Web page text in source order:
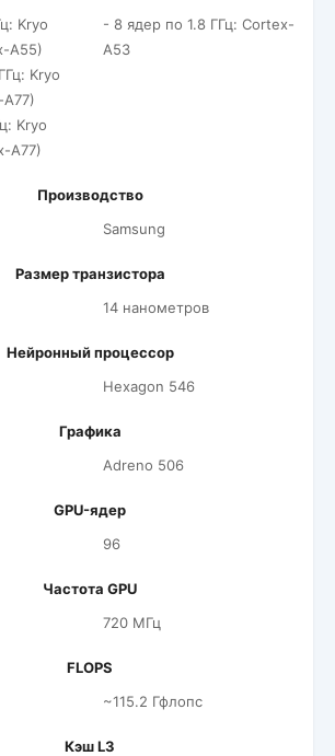
Kryo
A55)
Kryo
Kryo
A77)
- 8 ядер по 1.8 ГГц: Cortex-
A53
Производство
Samsung
Размер транзистора
14 нанометров
Нейронный процессор
Hexagon 546
Графика
Adreno 506
GPU-ядер
96
Частота GPU
720 МГц
FLOPS
~115.2 Гфлопс
Кэш L3